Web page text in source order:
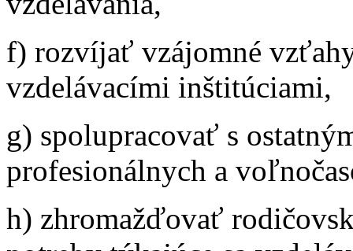
f) rozvíjať vzájomné
vzdelávacími inštitúciami,
g) spolupracovať s
profesionálnych a
h) zhromažďovať